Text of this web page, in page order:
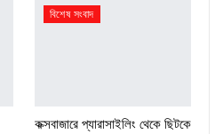
বিশেষ সংবাদ
কক্সবাজারে প্যারাসাইলিং থেকে ছিটকে